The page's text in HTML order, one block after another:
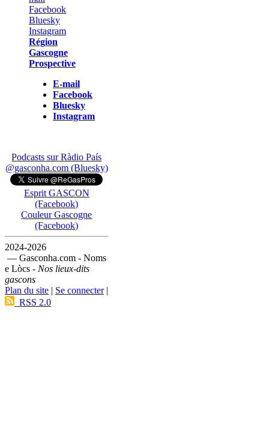
Région
Gascogne
Prospective
E-mail
Facebook
Bluesky
Instagram
Podcasts sur Ràdio País
@gasconha.com (Bluesky)
Esprit GASCON
(Facebook)
Couleur Gascogne
(Facebook)
2024-2026
— Gasconha.com - Noms
e Lòcs - Nos lieux-dits
gascons
Plan du site | Se connecter|
RSS 2.0